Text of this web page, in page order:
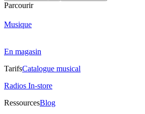
Parcourir
Musique
En magasin
TarifsCatalogue musical
Radios In-store
RessourcesBlog